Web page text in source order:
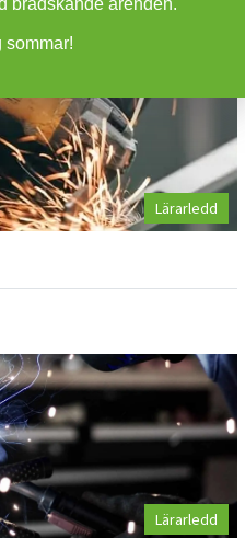
Lärarledd
Lärarledd
brådskande ärenden.
sommar!